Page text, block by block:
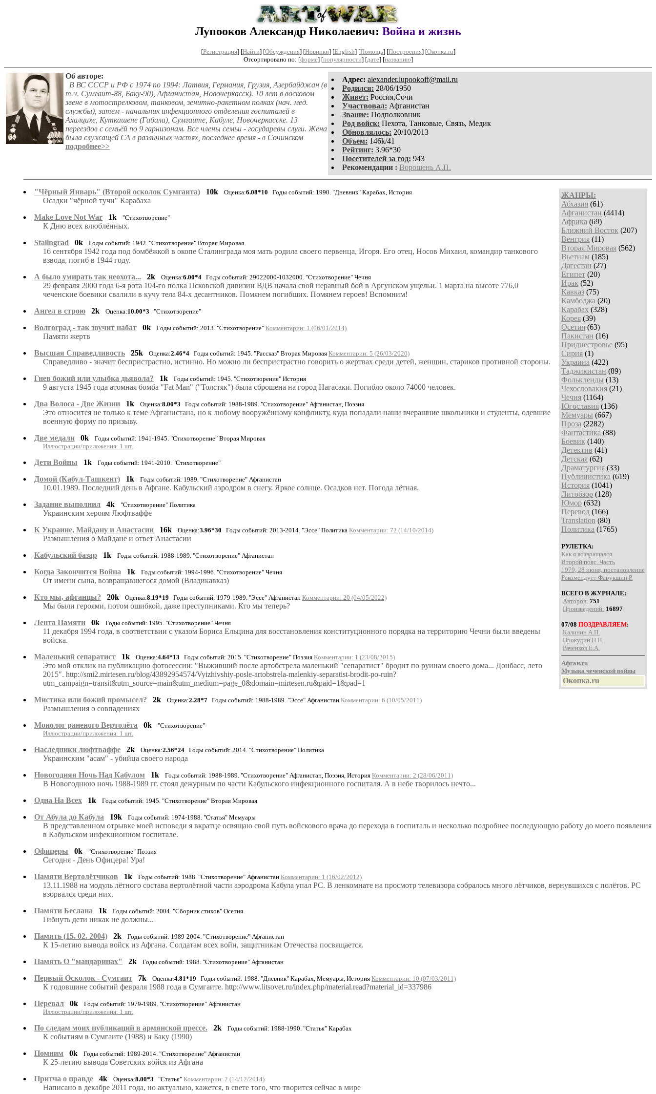
Лупооков Александр Николаевич: Война и жизнь
[Регистрация] [Найти] [Обсуждения] [Новинки] [English] [Помощь] [Построения] [Окопка.ru]
Отсортировано по: [форме] [популярности] [дате] [названию]
Aдpeс: alexander.lupookoff@mail.ru
Родился: 28/06/1950
Живет: Россия,Сочи
Участвовал: Афганистан
Звание: Подполковник
Род войск: Пехота, Танковые, Связь, Медик
Обновлялось: 20/10/2013
Объем: 146k/41
Рейтинг: 3.96*30
Посетителей за год: 943
Рекомендации : Ворошень А.П.
Об авторе:
В ВС СССР и РФ с 1974 по 1994: Латвия, Германия, Грузия, Азербайджан (в
т.ч. Сумгаит-88, Баку-90), Афганистан, Новочеркасск). 10 лет в восковом
звене в мотострелковом, танковом, зенитно-ракетном полках (нач. мед.
службы), затем - начальник инфекционного отделения госпиталей в
Ахалцихе, Куткашене (Габала), Сумгаите, Кабуле, Новочеркасске. 13
переездов с семьёй по 9 гарнизонам. Все члены семьи - государевы слуги. Жена
была служащей СА в различных частях, последнее время - в Сочинском
подробнее>>
ЖАНРЫ:
Абхазия (61)
Афганистан (4414)
Африка (69)
Ближний Восток (207)
Венгрия (11)
Вторая Мировая (562)
Вьетнам (185)
Дагестан (27)
Египет (20)
Ирак (52)
Кавказ (75)
Камбоджа (20)
Карабах (328)
Корея (39)
Осетия (63)
Пакистан (16)
Приднестровье (95)
Сирия (1)
Украина (422)
Таджикистан (89)
Фолькленды (13)
Чехословакия (21)
Чечня (1164)
Югославия (136)
Мемуары (667)
Проза (2282)
Фантастика (88)
Боевик (140)
Детектив (41)
Детская (62)
Драматургия (33)
Публицистика (619)
История (1041)
Литобзор (128)
Юмор (632)
Перевод (166)
Translation (80)
Политика (1765)
РУЛЕТКА:
Как я возвращался
Второй пояс. Часть
1979, 28 июня, постановление
Рекомендует Фарукшин Р.
ВСЕГО В ЖУРНАЛЕ:
Авторов: 751
Произведений: 16897
07/08 ПОЗДРАВЛЯЕМ:
Калинин А.П.
Прокудин Н.Н.
Раченков Е.А.
Афган.ru
Музыка чеченской войны
Окопка.ru
"Чёрный Январь" (Второй осколок Сумгаита) 10k Оценка:6.08*10 Годы событий: 1990. "Дневник" Карабах, История
Осадки "чёрной тучи" Карабаха
Make Love Not War
1k "Стихотворение"
К Дню всех влюблённых.
Stalingrad
0k Годы событий: 1942. "Стихотворение" Вторая Мировая
16 сентября 1942 года под бомбёжкой в окопе Сталинграда моя мать родила своего первенца, Игоря. Его отец, Носов Михаил, командир танкового
взвода, погиб в 1944 году.
А было умирать так неохота...
2k Оценка:6.00*4 Годы событий: 29022000-1032000. "Стихотворение" Чечня
29 февраля 2000 года 6-я рота 104-го полка Псковской дивизии ВДВ начала свой неравный бой в Аргунском ущельи. 1 марта на высоте 776,0
чеченские боевики свалили в кучу тела 84-х десантников. Помянем погибших. Помянем героев! Вспомним!
Ангел в строю
2k Оценка:10.00*3 "Стихотворение"
Волгоград - так звучит набат 0k Годы событий: 2013. "Стихотворение" Комментарии: 1 (06/01/2014)
Памяти жертв
Высшая Справедливость
25k Оценка:2.46*4 Годы событий: 1945. "Рассказ" Вторая Мировая Комментарии: 5 (26/03/2020)
Справедливо - значит беспристрастно, истинно. Но можно ли беспристрастно говорить о жертвах среди детей, женщин, стариков противной стороны.
Гнев божий или улыбка дьявола?
1k Годы событий: 1945. "Стихотворение" История
9 августа 1945 года атомная бомба "Fat Man" ("Толстяк") была сброшена на город Нагасаки. Погибло около 74000 человек.
Два Волоса - Две Жизни
1k Оценка:8.00*3 Годы событий: 1988-1989. "Стихотворение" Афганистан, Поэзия
Это относится не только к теме Афганистана, но к любому вооружённому конфликту, куда попадали наши вчерашние школьники и студенты, одевшие
военную форму по призыву.
Две медали
0k
Годы событий: 1941-1945. "Стихотворение" Вторая Мировая
Иллюстрации/приложения: 1 шт.
Дети Войны 1k Годы событий: 1941-2010. "Стихотворение"
Домой (Кабул-Ташкент) 1k Годы событий: 1989. "Стихотворение" Афганистан
10.01.1989. Последний день в Афгане. Кабульский аэродром в снегу. Яркое солнце. Осадков нет. Погода лётная.
Задание выполнил
4k "Стихотворение" Политика
Украинским хероям Люфтваффе
К Украине, Майдану и Анастасии
16k Оценка:3.96*30 Годы событий: 2013-2014. "Эссе" Политика Комментарии: 72 (14/10/2014)
Размышления о Майдане и ответ Анастасии
Кабульский базар
1k Годы событий: 1988-1989. "Стихотворение" Афганистан
Когда Закончится Война 1k Годы событий: 1994-1996. "Стихотворение" Чечня
От имени сына, возвращавшегося домой (Владикавказ)
Кто мы, афганцы?
20k Оценка:8.19*19 Годы событий: 1979-1989. "Эссе" Афганистан Комментарии: 20 (04/05/2022)
Мы были героями, потом ошибкой, даже преступниками. Кто мы теперь?
Лента Памяти
0k Годы событий: 1995. "Стихотворение" Чечня
11 декабря 1994 года, в соответствии с указом Бориса Ельцина для восстановления конституционного порядка на территорию Чечни были введены
войска.
Маленький сепаратист
1k Оценка:4.64*13 Годы событий: 2015. "Стихотворение" Поэзия Комментарии: 1 (23/08/2015)
Это мой отклик на публикацию фотосессии: "Выживший после артобстрела маленький "сепаратист" бродит по руинам своего дома... Донбасс, лето
2015". http://smi2.mirtesen.ru/blog/43892954574/Vyizhivshiy-posle-artobstrela-malenkiy-separatist-brodit-po-ruin?
utm_campaign=transit&utm_source=main&utm_medium=page_0&domain=mirtesen.ru&paid=1&pad=1
Мистика или божий промысел?
2k Оценка:2.28*7 Годы событий: 1988-1989. "Эссе" Афганистан Комментарии: 6 (10/05/2011)
Размышления о совпадениях
Монолог раненого Вертолёта
0k
"Стихотворение"
Иллюстрации/приложения: 1 шт.
Наследники люфтваффе 2k Оценка:2.56*24 Годы событий: 2014. "Стихотворение" Политика
Украинским "асам" - убийца своего народа
Новогодняя Ночь Над Кабулом
1k Годы событий: 1988-1989. "Стихотворение" Афганистан, Поэзия, История Комментарии: 2 (28/06/2011)
В Новогоднюю ночь 1988-1989 гг. стоял дежурным по части Кабульского инфекционного госпиталя. А в небе творилось нечто...
Одна На Всех
1k Годы событий: 1945. "Стихотворение" Вторая Мировая
От Абула до Кабула 19k Годы событий: 1974-1988. "Статья" Мемуары
В представленном отрывке моей исповеди я вкратце освящаю свой путь войскового врача до перехода в госпиталь и несколько подробнее последующую работу до моего появления
в Кабульском инфекционном госпитале.
Офицеры
0k "Стихотворение" Поэзия
Сегодня - День Офицера! Ура!
Памяти Вертолётчиков
1k Годы событий: 1988. "Стихотворение" Афганистан Комментарии: 1 (16/02/2012)
13.11.1988 на модуль лётного состава вертолётной части аэродрома Кабула упал РС. В ленкомнате на просмотр телевизора собралось много лётчиков, вернувшихся с полётов. РС
взорвался среди них.
Памяти Беслана
1k Годы событий: 2004. "Сборник стихов" Осетия
Гибнуть дети никак не должны...
Память (15. 02. 2004)
2k Годы событий: 1989-2004. "Стихотворение" Афганистан
К 15-летию вывода войск из Афгана. Солдатам всех войн, защитникам Отечества посвящается.
Память О "мандаринах"
2k Годы событий: 1988. "Стихотворение" Афганистан
Первый Осколок - Сумгаит 7k Оценка:4.81*19 Годы событий: 1988. "Дневник" Карабах, Мемуары, История Комментарии: 10 (07/03/2011)
К годовщине событий февраля 1988 года в Сумгаите. http://www.litsovet.ru/index.php/material.read?material_id=337986
Перевал
0k
Годы событий: 1979-1989. "Стихотворение" Афганистан
Иллюстрации/приложения: 1 шт.
По следам моих публикаций в армянской прессе. 2k Годы событий: 1988-1990. "Статья" Карабах
К событиям в Сумгаите (1988) и Баку (1990)
Помним
0k Годы событий: 1989-2014. "Стихотворение" Афганистан
К 25-летию вывода Советских войск из Афгана
Притча о правде
4k Оценка:8.00*3 "Статья" Комментарии: 2 (14/12/2014)
Написано в декабре 2011 года, но актуально, кажется, в свете того, что творится сейчас в мире